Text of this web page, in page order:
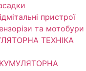
пристрої
та мотобури
ТЕХНІКА